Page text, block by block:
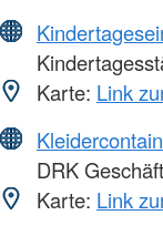
Karte: Link
DRK
Karte: Link